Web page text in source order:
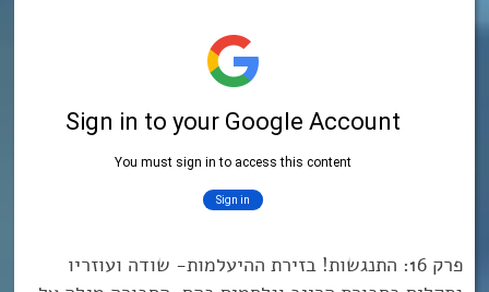
פרק 16: התנגשות! בזירת ההיעלמות- שודה ועוזריו